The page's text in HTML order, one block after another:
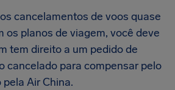
cancelamentos de voos quase
os planos de viagem, você deve
tem direito a um pedido de
cancelado para compensar pelo
Air China.